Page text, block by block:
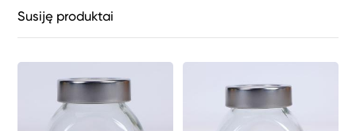
Susiję produktai